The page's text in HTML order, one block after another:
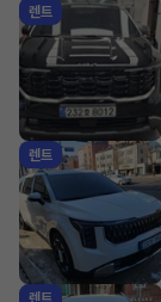
렌트
렌트
렌트